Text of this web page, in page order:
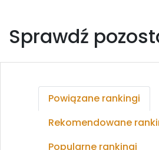
Sprawdź
Powiązane rankingi
Rekomendowane
Popularne rankingi